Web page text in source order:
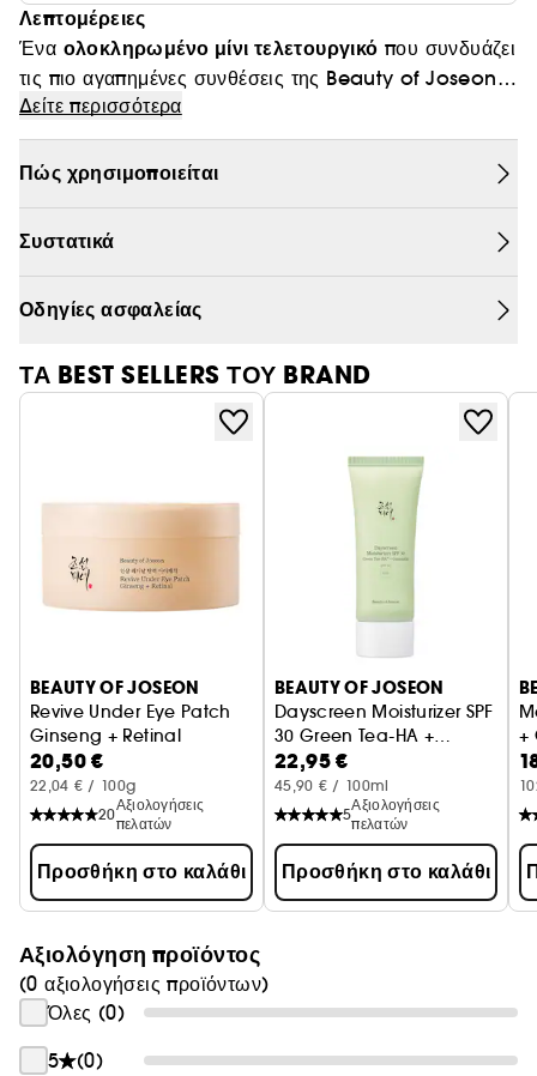
Θαμπάδα
Λεπτομέρειες
Ένα ολοκληρωμένο μίνι τελετουργικό που συνδυάζει
τις πιο αγαπημένες συνθέσεις της Beauty of Joseon
—Dynasty Cream, Revive Eye Serum
Sun.
λαμπερή όψη, εμπνευσμένη από την παραδοσιακή
φιλοσοφία περιποίησης της δυναστείας Joseon.
Συμπαγές και αποτελεσματικό, είναι ιδανικό για να
Δείτε περισσότερα
Πώς χρησιμοποιείται
Συστατικά
Οδηγίες ασφαλείας
ΤΑ BEST SELLERS ΤΟΥ BRAND
BEAUTY OF JOSEON
Revive Under Eye Patch
Ginseng + Retinal
για ρυτίδες και λεπτές γραμμές
20,50 €
22,04 € / 100g
20
Αξιολογήσεις
πελατών
Προσθήκη στο καλάθι
BEAUTY OF JOSEON
Dayscreen Moisturizer SPF
30 Green Tea-HA +
Ceramide
Ενυδατική φροντίδα
22,95 €
45,90 € / 100ml
5
Αξιολογήσεις
πελατών
Προσθήκη στο καλάθι
+
Αξιολόγηση προϊόντος
(0 αξιολογήσεις προϊόντων)
Όλες (0)
5
(0)